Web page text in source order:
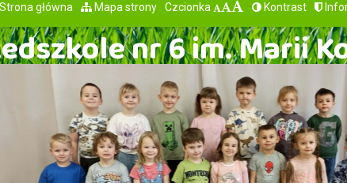
Strona główna Mapa strony Czcionka Kontrast
nr 6 im. Marii